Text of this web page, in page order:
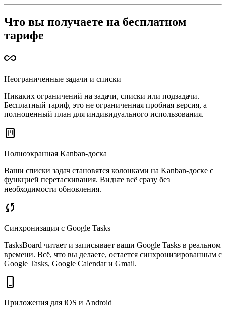
Что вы получаете на бесплатном
тарифе
all_inclusive
Неограниченные задачи и списки
Никаких ограничений на задачи, списки или подзадачи.
Бесплатный тариф, это не ограниченная пробная версия, а
полноценный план для индивидуального использования.
view_kanban
Полноэкранная Kanban-доска
Ваши списки задач становятся колонками на Kanban-доске с
функцией перетаскивания. Видьте всё сразу без
необходимости обновления.
sync
Синхронизация с Google Tasks
TasksBoard читает и записывает ваши Google Tasks в реальном
времени. Всё, что вы делаете, остается синхронизированным с
Google Tasks, Google Calendar и Gmail.
phone_iphone
Приложения для iOS и Android